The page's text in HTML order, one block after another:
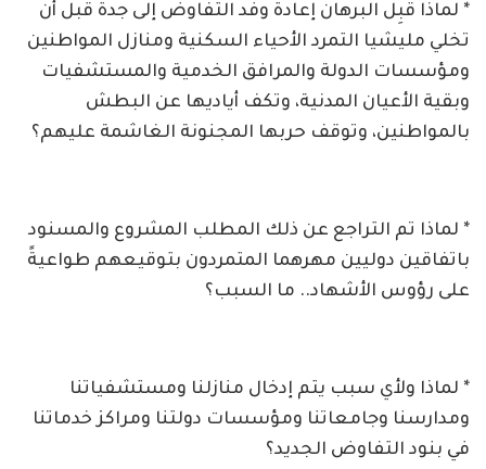
* لماذا قبِل البرهان إعادة وفد التفاوض إلى جدة قبل أن
تخلي مليشيا التمرد الأحياء السكنية ومنازل المواطنين
ومؤسسات الدولة والمرافق الخدمية والمستشفيات
وبقية الأعيان المدنية، وتكف أياديها عن البطش
بالمواطنين، وتوقف حربها المجنونة الغاشمة عليهم؟
* لماذا تم التراجع عن ذلك المطلب المشروع والمسنود
باتفاقين دوليين مهرهما المتمردون بتوقيعهم طواعيةً
على رؤوس الأشهاد.. ما السبب؟
* لماذا ولأي سبب يتم إدخال منازلنا ومستشفياتنا
ومدارسنا وجامعاتنا ومؤسسات دولتنا ومراكز خدماتنا
في بنود التفاوض الجديد؟